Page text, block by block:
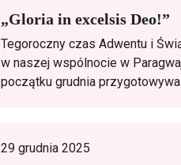
„Gloria in excelsis Deo!”
Tegoroczny czas Adwentu i
w naszej wspólnocie w
początku grudnia
29 grudnia 2025